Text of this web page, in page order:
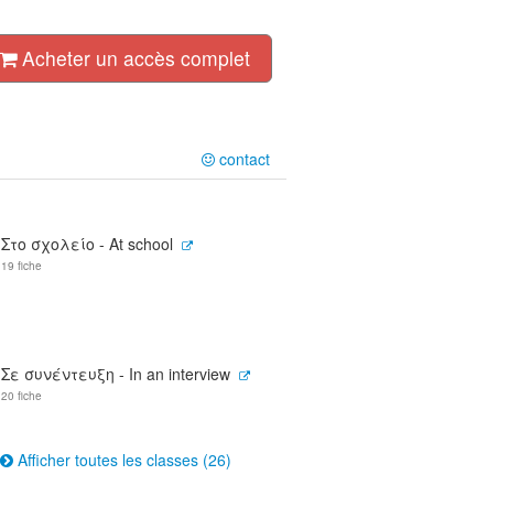
Acheter un accès complet
contact
Στο σχολείο - At school
19 fiche
Σε συνέντευξη - In an interview
20 fiche
Afficher toutes les classes (26)